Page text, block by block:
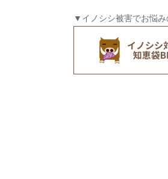
▼イノシシ被害でお悩み